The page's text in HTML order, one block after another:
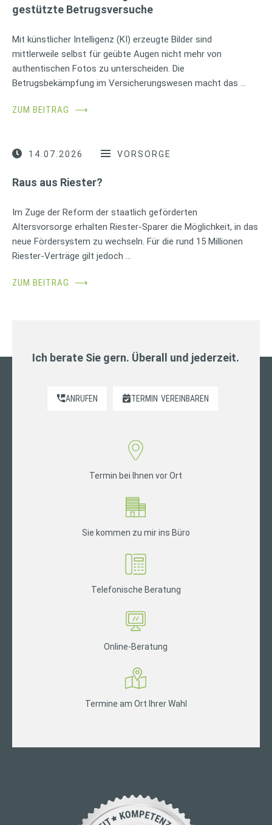
gestützte Betrugsversuche
Mit künstlicher Intelligenz (KI) erzeugte Bilder sind
mittlerweile selbst für geübte Augen nicht mehr von
authentischen Fotos zu unterscheiden. Die
Betrugsbekämpfung im Versicherungswesen macht das …
ZUM BEITRAG ⟶
14.07.2026 VORSORGE
Raus aus Riester?
Im Zuge der Reform der staatlich geförderten
Altersvorsorge erhalten Riester-Sparer die Möglichkeit, in das
neue Fördersystem zu wechseln. Für die rund 15 Millionen
Riester-Verträge gilt jedoch …
ZUM BEITRAG ⟶
Ich berate Sie gern. Überall und jederzeit.
ANRUFEN TERMIN VEREINBAREN
Termin bei Ihnen vor Ort
Sie kommen zu mir ins Büro
Telefonische Beratung
Online-Beratung
Termine am Ort Ihrer Wahl